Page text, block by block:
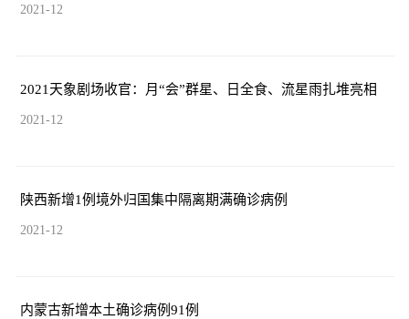
2021-12
2021天象剧场收官：月“会”群星、日全食、流星雨扎堆亮相
2021-12
陕西新增1例境外归国集中隔离期满确诊病例
2021-12
内蒙古新增本土确诊病例91例